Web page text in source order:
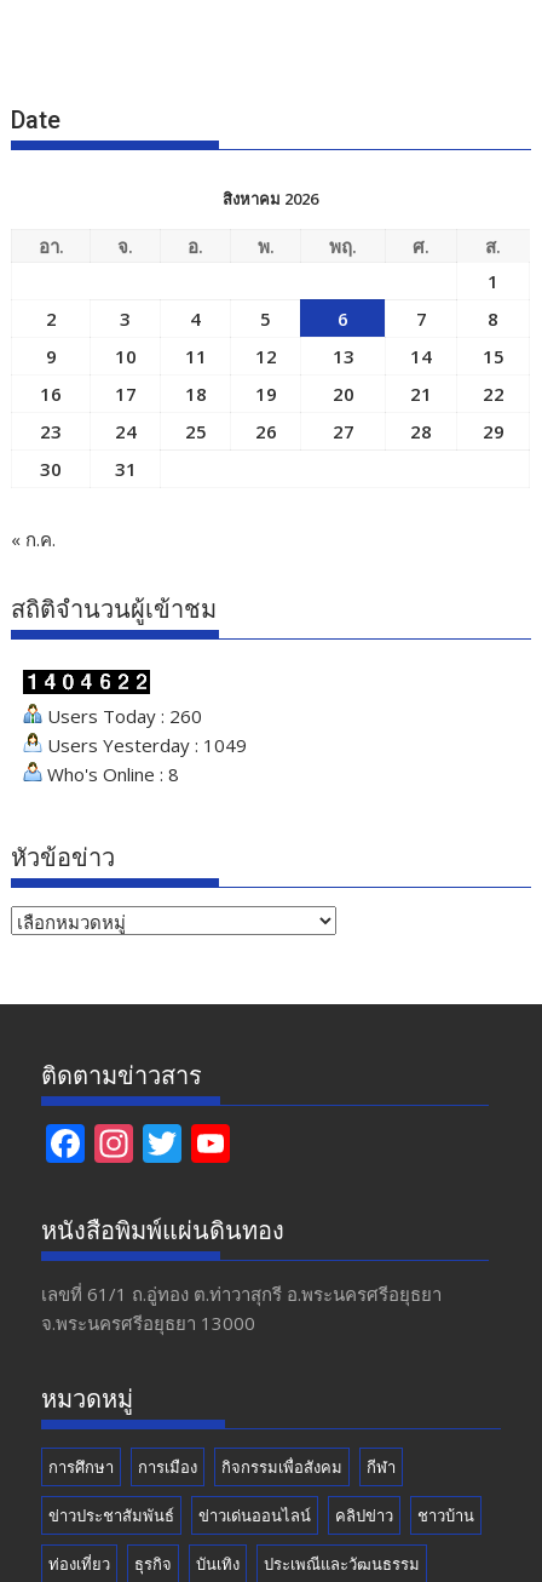
Date
สิงหาคม 2026
อา. จ. อ. พ. พฤ. ศ.
ส.
1
2
3 4 5 6 7
8
9
10 11 12 13 14
15
16
17 18 19 20 21
22
23
24 25 26 27 28
29
30
31
« ก.ค.
สถิติจำนวนผู้เข้าชม
Users Today : 260
Users Yesterday : 1049
Who's Online : 8
หัวข้อข่าว
หัวข้อ
ติดตามข่าวสาร
F
e
b
o
o
In
a
gr
a
m
T
itt
er
u
T
u
b
หนังสือพิมพ์แผ่นดินทอง
เลขที่ 61/1 ถ.อู่ทอง​ ต.​ท่าวาสุกรี​ อ.พระนครศรีอยุธยา​
จ.พระนครศรีอยุธยา 13000
หมวดหมู่
การศึกษา การเมือง กิจกรรมเพื่อสังคม กีฬา
ข่าวประชาสัมพันธ์ ข่าวเด่นออนไลน์ คลิปข่าว ชาวบ้าน
ท่องเที่ยว ธุรกิจ บันเทิง ประเพณีและวัฒนธรรม